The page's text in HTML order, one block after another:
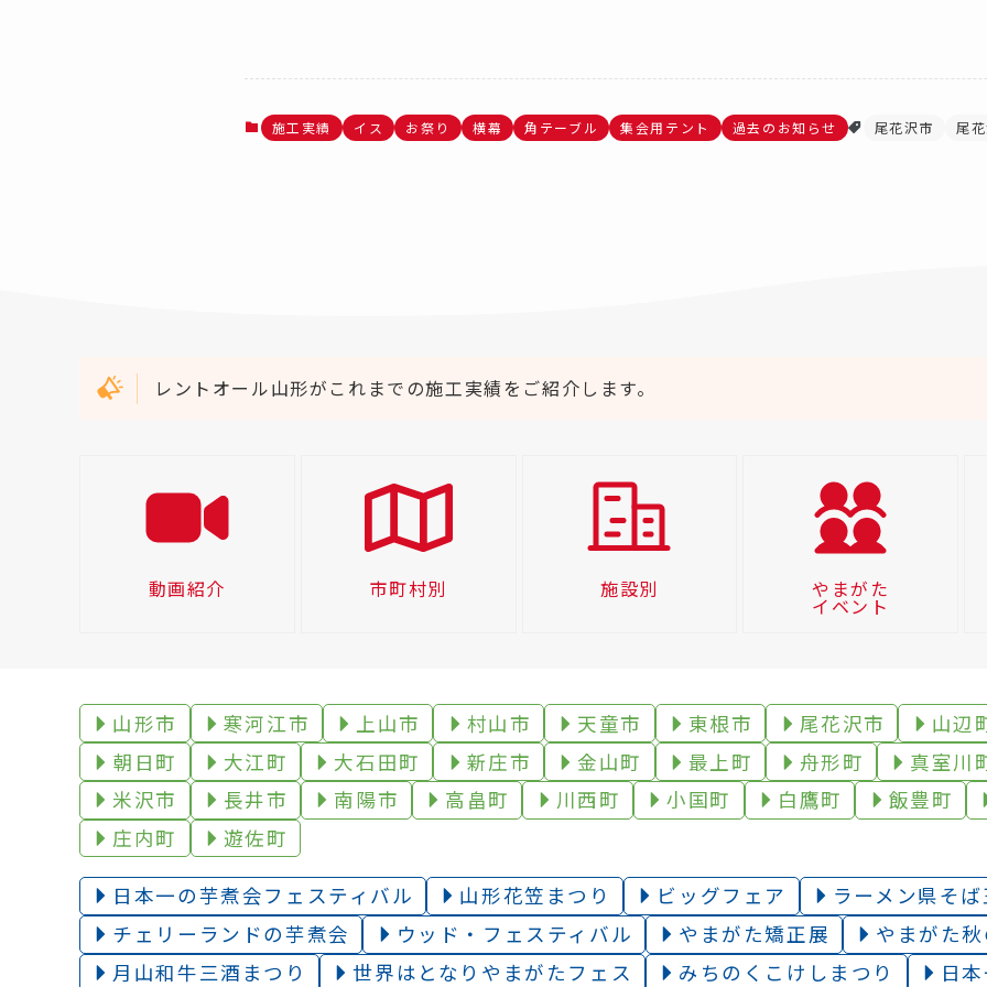
施工実績 イス お祭り 横幕 角テーブル 集会用テント 過去のお知らせ 尾花沢市 尾
レントオール山形がこれまでの施工実績をご紹介します。
動画紹介 市町村別 施設別 やまがた
イベント
山形市 寒河江市 上山市 村山市 天童市 東根市 尾花沢市 山辺
朝日町
大江町 大石田町 新庄市 金山町 最上町 舟形町 真室川
米沢市
長井市 南陽市 高畠町 川西町 小国町 白鷹町 飯豊町
庄内町
遊佐町
日本一の芋煮会フェスティバル 山形花笠まつり ビッグフェア
ラーメン県そ
チェリーランドの芋煮会
ウッド・フェスティバル やまがた矯正展
やまがた
月山和牛三酒まつり
世界はとなりやまがたフェス みちのくこけしまつり 日